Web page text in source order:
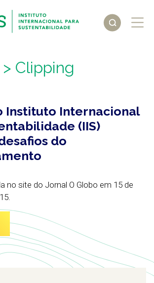
> Clipping
Instituto Internacional
(IIS)
do
no site do Jornal O Globo em 15 de